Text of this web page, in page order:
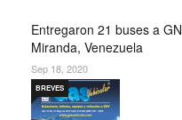
Entregaron 21 buses a
Miranda, Venezuela
Sep 18, 2020
BREVES